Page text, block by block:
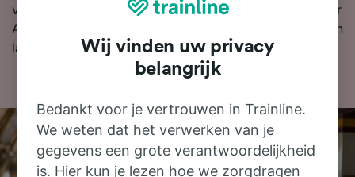
verder voor meer informatie over de reis per trein naar
Assisi, zoals onze dienstregeling waarin je de eerste en
laatste treinen kunt bekijken.
Wij vinden uw privacy
belangrijk
Bedankt voor je vertrouwen in Trainline.
We weten dat het verwerken van je
gegevens een grote verantwoordelijkheid
is. Hier kun je lezen hoe we zorgdragen